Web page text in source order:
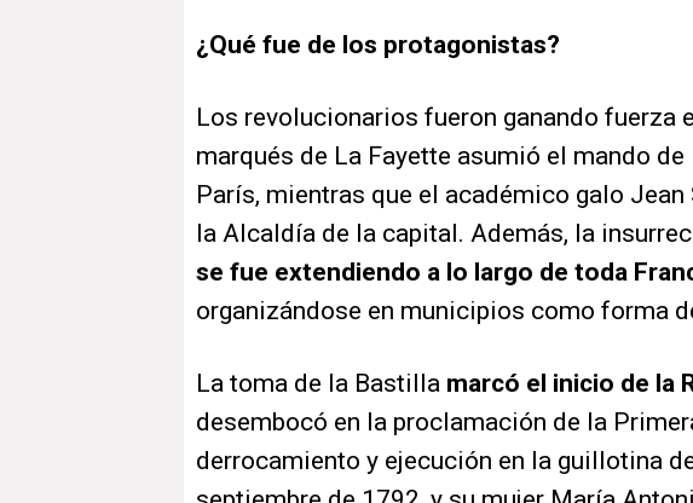
¿Qué fue de los protagonistas?
Los revolucionarios fueron ganando fuerza
marqués de La Fayette asumió el mando
París, mientras que el académico galo
la Alcaldía de la capital. Además, la
se fue extendiendo a lo largo de toda
organizándose en municipios como forma
La toma de la Bastilla marcó el inicio de la
desembocó en la proclamación de la
derrocamiento y ejecución en la guillotina